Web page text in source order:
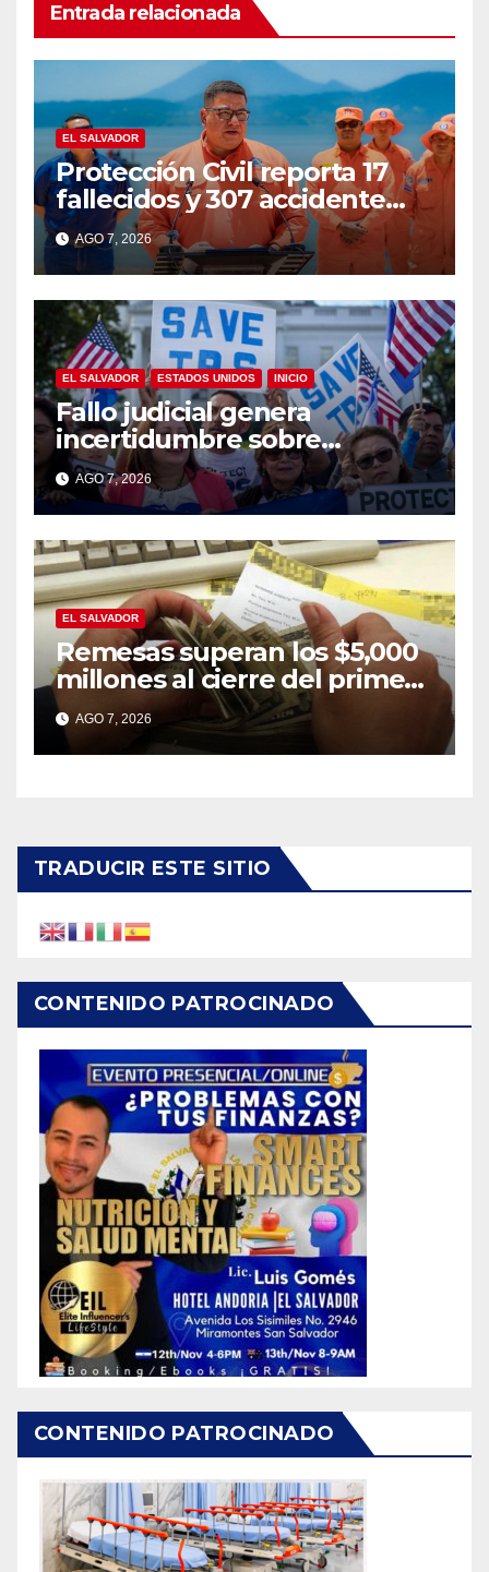
Entrada relacionada
EL SALVADOR
Protección Civil reporta 17
fallecidos y 307 accidente
durante vacaciones
agostinas
AGO 7, 2026
EL SALVADOR ESTADOS UNIDOS INICIO
Fallo judicial genera
incertidumbre sobre
permisos de trabajo de
salvadoreños con TPS
AGO 7, 2026
EL SALVADOR
Remesas superan los $5,000
millones al cierre del primer
semestre de 2026
AGO 7, 2026
TRADUCIR ESTE SITIO
CONTENIDO PATROCINADO
CONTENIDO PATROCINADO